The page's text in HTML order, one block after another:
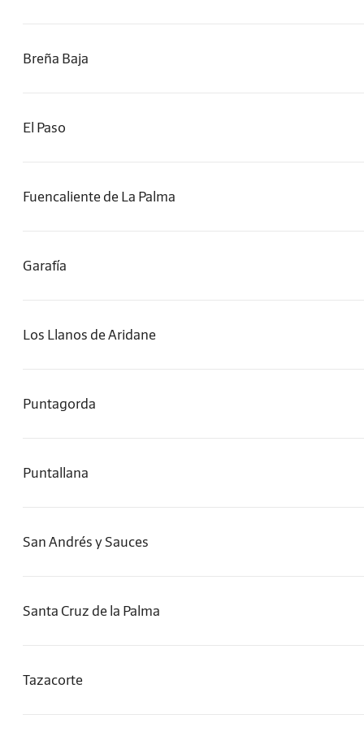
Breña Baja
El Paso
Fuencaliente de La Palma
Garafía
Los Llanos de Aridane
Puntagorda
Puntallana
San Andrés y Sauces
Santa Cruz de la Palma
Tazacorte